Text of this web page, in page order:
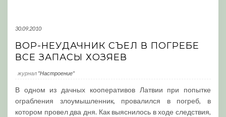
30.09.2010
ВОР-НЕУДАЧНИК СЪЕЛ В ПОГРЕБЕ
ВСЕ ЗАПАСЫ ХОЗЯЕВ
журнал "Настроение"
В одном из дачных кооперативов Латвии при попытке
ограбления злоумышленник, провалился в погреб, в
котором провел два дня. Как выяснилось в ходе следствия,